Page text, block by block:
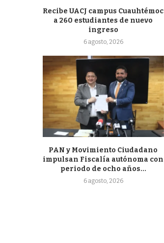
Recibe UACJ campus Cuauhtémoc
a 260 estudiantes de nuevo
ingreso
6 agosto, 2026
PAN y Movimiento Ciudadano
impulsan Fiscalía autónoma con
periodo de ocho años...
6 agosto, 2026